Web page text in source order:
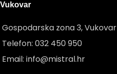
Vukovar
Gospodarska zona 3, Vukovar
Telefon: 032 450 950
Email: info@mistral.hr